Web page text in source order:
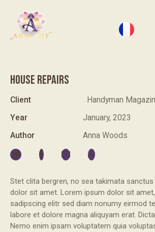
HOUSE REPAIRS
Client
Handyman
Year
January, 2023
Author
Anna Woods
Stet clita bergren, no sea takimata
dolor sit amet. Lorem ipsum dolor sit
sadipscing elitr sed diam nonumy eirmod
labore et dolore magna aliquyam erat.
Nemo enim ipsam voluptatem quia